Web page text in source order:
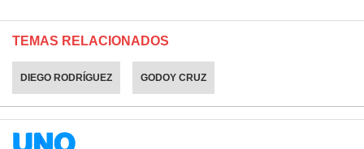
TEMAS RELACIONADOS
DIEGO RODRÍGUEZ GODOY CRUZ